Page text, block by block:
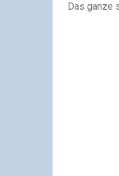
Das ganze